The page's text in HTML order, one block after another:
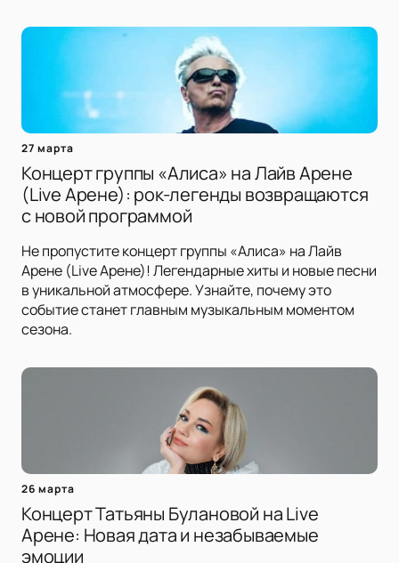
27 марта
Концерт группы «Алиса» на Лайв Арене
(Live Арене): рок-легенды возвращаются
с новой программой
Не пропустите концерт группы «Алиса» на Лайв
Арене (Live Арене)! Легендарные хиты и новые песни
в уникальной атмосфере. Узнайте, почему это
событие станет главным музыкальным моментом
сезона.
26 марта
Концерт Татьяны Булановой на Live
Арене: Новая дата и незабываемые
эмоции